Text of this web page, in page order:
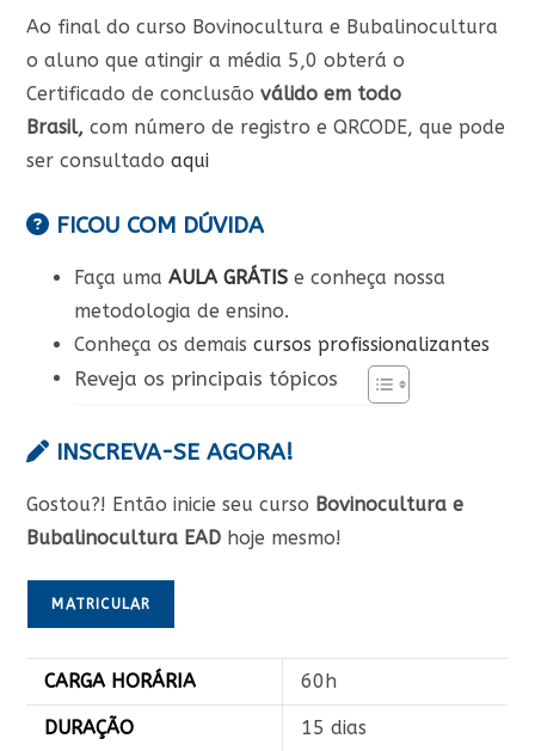
Ao final do curso Bovinocultura e Bubalinocultura
o aluno que atingir a média 5,0 obterá o
Certificado de conclusãoválido em todo
Brasil,com número de registro e QRCODE, que pode
ser consultadoaqui
FICOU COM DÚVIDA
Faça umaAULA GRÁTIS e conheça nossa
metodologia de ensino.
Conheça os demaiscursos profissionalizantes
Reveja os principais tópicos
INSCREVA-SE AGORA!
Gostou?! Então inicie seu curso Bovinocultura e
Bubalinocultura EAD hoje mesmo!
MATRICULAR
CARGA HORÁRIA 60h
DURAÇÃO 15 dias